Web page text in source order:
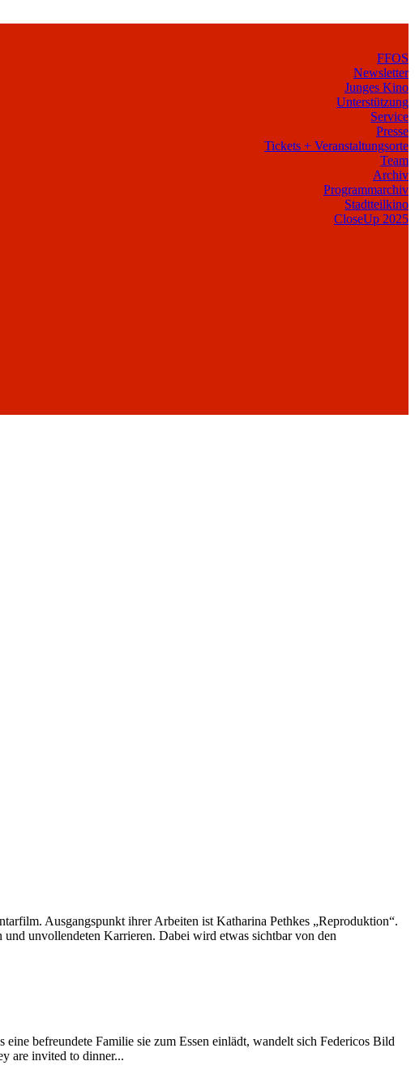
FFOS
Newsletter
Junges Kino
Unterstützung
Service
Presse
Tickets + Veranstaltungsorte
Team
Archiv
Programmarchiv
Stadtteilkino
CloseUp 2025
Ausgangspunkt ihrer Arbeiten ist Katharina Pethkes „Reproduktion“.
unvollendeten Karrieren. Dabei wird etwas sichtbar von den
befreundete Familie sie zum Essen einlädt, wandelt sich Federicos Bild
are invited to dinner...